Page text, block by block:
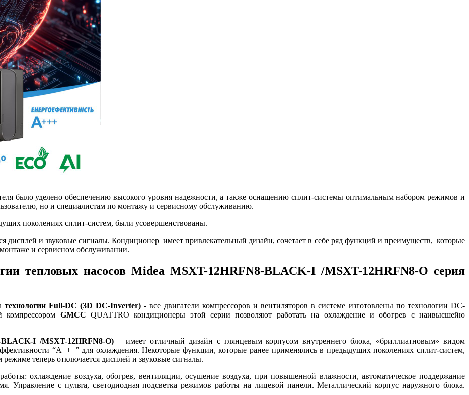
было уделено обеспечению высокого уровня надежности, а также оснащению сплит-системы оптимальным набором режимов и
но и специалистам по монтажу и сервисному обслуживанию.
поколениях сплит-систем, были усовершенствованы.
дисплей и звуковые сигналы. Кондиционер имеет привлекательный дизайн, сочетает в себе ряд функций и преимуществ, которые
и сервисном обслуживании.
тепловых насосов Midea MSXT-12HRFN8-BLACK-I /MSXT-12HRFN8-O серия
технологии Full-DC (3D DC-Inverter)- все двигатели компрессоров и вентиляторов в системе изготовлены по технологии DC-
компрессором GMCC QUATTRO кондиционеры этой серии позволяют работать на охлаждение и обогрев с наивысшейю
I /MSXT-12HRFN8-O)— имеет отличный дизайн с глянцевым корпусом внутреннего блока, «бриллиатновым» видом
“A+++” для охлаждения. Некоторые функции, которые ранее применялись в предыдущих поколениях сплит-систем,
теперь отключается дисплей и звуковые сигналы.
охлаждение воздуха, обогрев, вентиляции, осушение воздуха, при повышенной влажности, автоматическое поддержание
Управление с пульта, светодиодная подсветка режимов работы на лицевой панели. Металлический корпус наружного блока.